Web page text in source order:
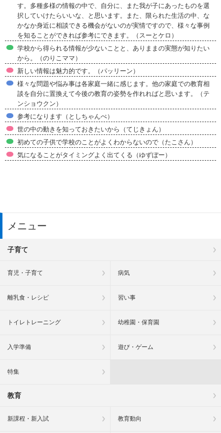
す。多種多様の情報の中で、自分に、また我が子にあったものを選
択していけたらいいな、と思います。また、限られた生活の中、な
かなか身近に相談できる機会がないのが実情ですので、様々な事例
を知ることができれば参考にできます。（スーとケロ）
学校から得られる情報が少ないことと、ありままの実態が知りたい
から。（のりこママ）
新しい情報は魅力的です。（パッリーン）
様々な問題や悩み事は各家庭一緒に感じます。他の家庭での教育相
談を自分に置換えて今後の教育の姿勢を作れればと思います。（テ
ンショウクン）
参考になります（としちゃんぺ）
世の中の動きを知っておきたいから（てじきょん）
初めての子供で学校のことがよくわからないので（たこさん）
気になることがタイミングよく出てくる（ゆずぼー）
メニュー
子育て
育児・子育て 病気
離乳食・レシピ 習い事
トイレトレーニング 幼稚園・保育園
入学準備 遊び・ゲーム
特集
教育
新課程・新入試 教育動向